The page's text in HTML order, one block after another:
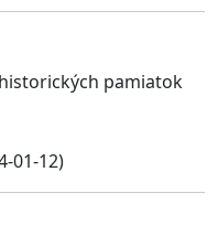
pamiatok
01-12)